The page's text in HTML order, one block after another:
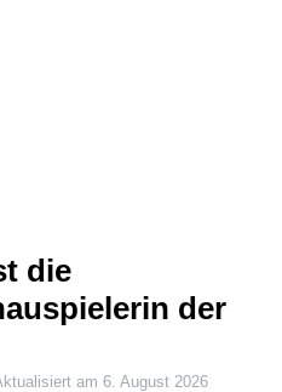
die
der
am6. August 2026